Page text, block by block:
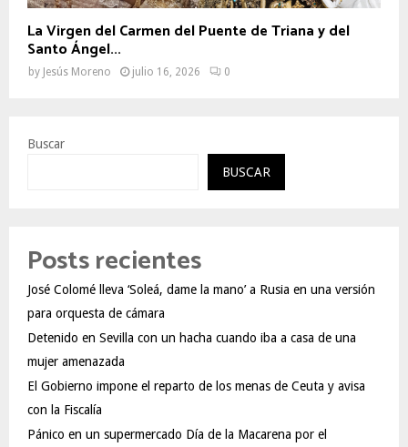
La Virgen del Carmen del Puente de Triana y del
Santo Ángel...
by Jesús Moreno julio 16, 2026 0
Buscar
BUSCAR
Posts recientes
José Colomé lleva ‘Soleá, dame la mano’ a Rusia en una versión
para orquesta de cámara
Detenido en Sevilla con un hacha cuando iba a casa de una
mujer amenazada
El Gobierno impone el reparto de los menas de Ceuta y avisa
con la Fiscalía
Pánico en un supermercado Día de la Macarena por el